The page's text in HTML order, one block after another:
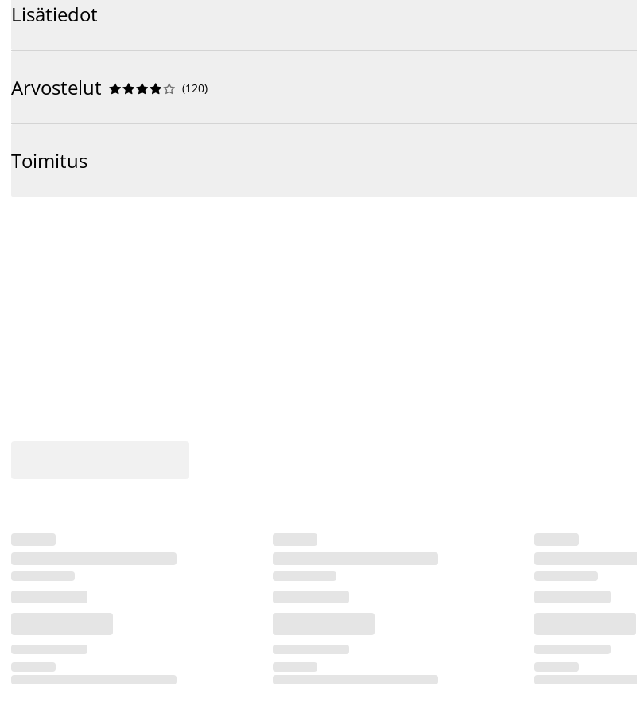
Lisätiedot
Arvostelut 




 (120)
Toimitus